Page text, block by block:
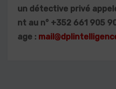
un détective privé
nt au n° +352 661 905
age :